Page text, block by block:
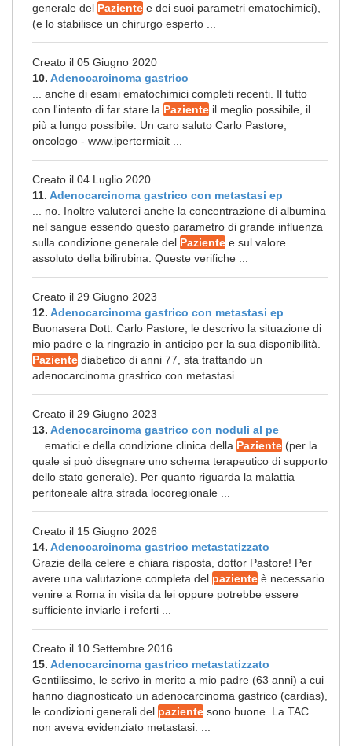
generale del Paziente e dei suoi parametri ematochimici),
(e lo stabilisce un chirurgo esperto ...
Creato il 05 Giugno 2020
10. Adenocarcinoma gastrico
... anche di esami ematochimici completi recenti. Il tutto
con l'intento di far stare la Paziente il meglio possibile, il
più a lungo possibile. Un caro saluto Carlo Pastore,
oncologo - www.ipertermiait ...
Creato il 04 Luglio 2020
11. Adenocarcinoma gastrico con metastasi ep
... no. Inoltre valuterei anche la concentrazione di albumina
nel sangue essendo questo parametro di grande influenza
sulla condizione generale del Paziente e sul valore
assoluto della bilirubina. Queste verifiche ...
Creato il 29 Giugno 2023
12. Adenocarcinoma gastrico con metastasi ep
Buonasera Dott. Carlo Pastore, le descrivo la situazione di
mio padre e la ringrazio in anticipo per la sua disponibilità.
Paziente diabetico di anni 77, sta trattando un
adenocarcinoma grastrico con metastasi ...
Creato il 29 Giugno 2023
13. Adenocarcinoma gastrico con noduli al pe
... ematici e della condizione clinica della Paziente (per la
quale si può disegnare uno schema terapeutico di supporto
dello stato generale). Per quanto riguarda la malattia
peritoneale altra strada locoregionale ...
Creato il 15 Giugno 2026
14. Adenocarcinoma gastrico metastatizzato
Grazie della celere e chiara risposta, dottor Pastore! Per
avere una valutazione completa del paziente è necessario
venire a Roma in visita da lei oppure potrebbe essere
sufficiente inviarle i referti ...
Creato il 10 Settembre 2016
15. Adenocarcinoma gastrico metastatizzato
Gentilissimo, le scrivo in merito a mio padre (63 anni) a cui
hanno diagnosticato un adenocarcinoma gastrico (cardias),
le condizioni generali del paziente sono buone. La TAC
non aveva evidenziato metastasi. ...